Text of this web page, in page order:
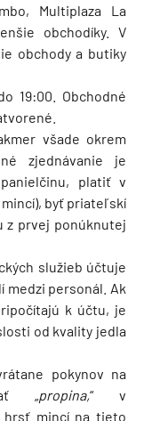
Multiplaza La
obchodíky. V
obchody a butiky
19:00. Obchodné
všade okrem
zjednávanie je
platiť v
byť priateľskí
z prvej ponúknutej
služieb účtuje
medzi personál. Ak
k účtu, je
od kvality jedla
pokynov na
„propina,“ v
hrsť mincí na tieto